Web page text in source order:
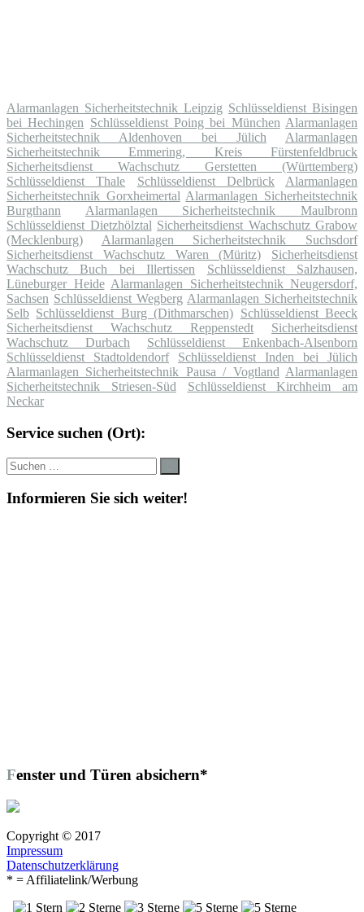
Alarmanlagen Sicherheitstechnik Leipzig Schlüsseldienst Bisingen
bei Hechingen Schlüsseldienst Poing bei München Alarmanlagen
Sicherheitstechnik Aldenhoven bei Jülich
Alarmanlagen
Sicherheitstechnik Emmering, Kreis Fürstenfeldbruck
Sicherheitsdienst Wachschutz Gerstetten (Württemberg)
Schlüsseldienst Thale
Schlüsseldienst Delbrück
Alarmanlagen
Sicherheitstechnik Gorxheimertal Alarmanlagen Sicherheitstechnik
Burgthann
Alarmanlagen Sicherheitstechnik Maulbronn
Schlüsseldienst Dietzhölztal Sicherheitsdienst Wachschutz Grabow
(Mecklenburg)
Alarmanlagen Sicherheitstechnik Suchsdorf
Sicherheitsdienst Wachschutz Waren (Müritz)
Sicherheitsdienst
Wachschutz Buch bei Illertissen
Schlüsseldienst Salzhausen,
Lüneburger Heide Alarmanlagen Sicherheitstechnik Neugersdorf,
Sachsen Schlüsseldienst Wegberg Alarmanlagen Sicherheitstechnik
Selb Schlüsseldienst Burg (Dithmarschen) Schlüsseldienst Beeck
Sicherheitsdienst Wachschutz Reppenstedt
Sicherheitsdienst
Wachschutz Durbach
Schlüsseldienst Enkenbach-Alsenborn
Schlüsseldienst Stadtoldendorf
Schlüsseldienst Inden bei Jülich
Alarmanlagen Sicherheitstechnik Pausa / Vogtland Alarmanlagen
Sicherheitstechnik Striesen-Süd
Schlüsseldienst Kirchheim am
Neckar
Service suchen (Ort):
Suche
nach:
Informieren Sie sich weiter!
Fenster und Türen absichern*
Copyright © 2017
Impressum
Datenschutzerklärung
* = Affiliatelink/Werbung